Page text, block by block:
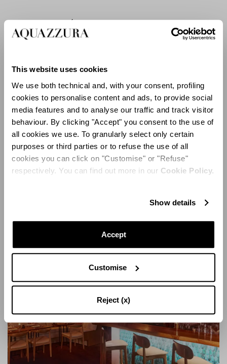
This website uses cookies
We use both technical and, with your consent, profiling
cookies to personalise content and ads, to provide social
media features and to analyse our traffic and track visitor
behaviour. By clicking "Accept" you consent to the use of
all cookies we use. To granularly select only certain
purposes or third parties or to refuse the use of all
cookies you can click on "Customise" or "Refuse"
respectively. You can find out more in our Cookie Policy.
Show details
Accept
Customise
Reject (x)
copa al atardecer o
un almuerzo tardío
con música y
cócteles.
Le Tamarin
Restaurant, un lugar
relajante e ideal para
disfrutar de una copa
o una cena en la
glorieta del jardín.